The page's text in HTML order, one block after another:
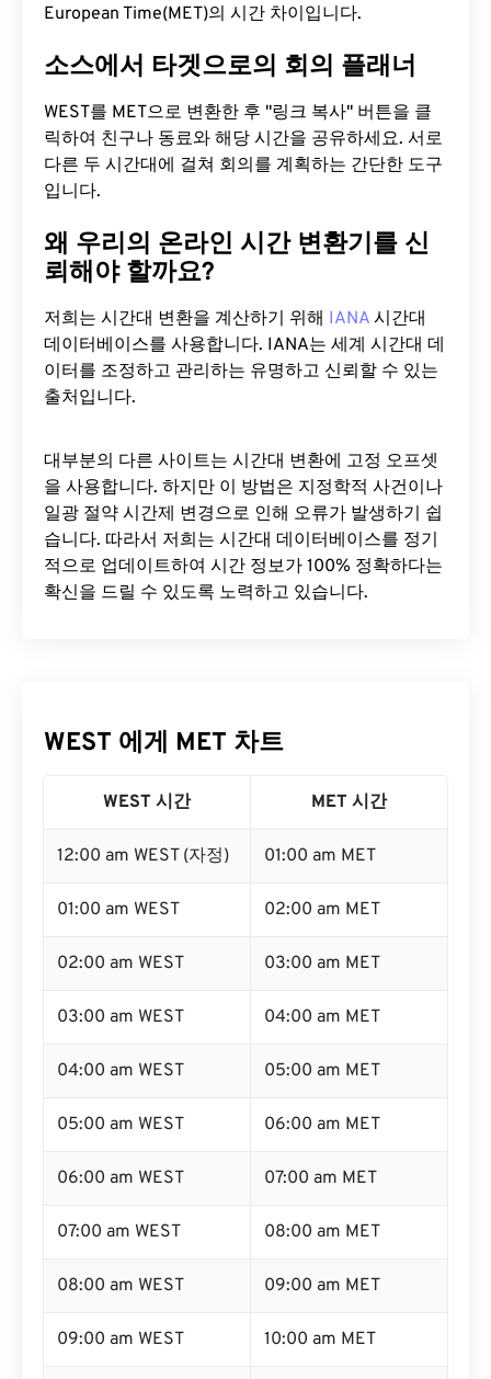
European Time(MET)의 시간 차이입니다.
소스에서 타겟으로의 회의 플래너
WEST를 MET으로 변환한 후 "링크 복사" 버튼을 클
릭하여 친구나 동료와 해당 시간을 공유하세요. 서로
다른 두 시간대에 걸쳐 회의를 계획하는 간단한 도구
입니다.
왜 우리의 온라인 시간 변환기를 신
뢰해야 할까요?
저희는 시간대 변환을 계산하기 위해 IANA 시간대
데이터베이스를 사용합니다. IANA는 세계 시간대 데
이터를 조정하고 관리하는 유명하고 신뢰할 수 있는
출처입니다.
대부분의 다른 사이트는 시간대 변환에 ​​고정 오프셋
을 사용합니다. 하지만 이 방법은 지정학적 사건이나
일광 절약 시간제 변경으로 인해 오류가 발생하기 쉽
습니다. 따라서 저희는 시간대 데이터베이스를 정기
적으로 업데이트하여 시간 정보가 100% 정확하다는
확신을 드릴 수 있도록 노력하고 있습니다.
WEST 에게 MET 차트
WEST 시간 MET 시간
12:00 am WEST (자정) 01:00 am MET
01:00 am WEST 02:00 am MET
02:00 am WEST 03:00 am MET
03:00 am WEST 04:00 am MET
04:00 am WEST 05:00 am MET
05:00 am WEST 06:00 am MET
06:00 am WEST 07:00 am MET
07:00 am WEST 08:00 am MET
08:00 am WEST 09:00 am MET
09:00 am WEST 10:00 am MET